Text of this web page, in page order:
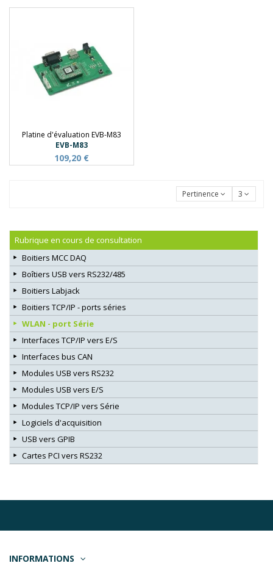
Platine d'évaluation EVB-M83
EVB-M83
109,20 €
Pertinence 3
Rubrique en cours de consultation
Boitiers MCC DAQ
Boîtiers USB vers RS232/485
Boitiers Labjack
Boitiers TCP/IP - ports séries
WLAN - port Série
Interfaces TCP/IP vers E/S
Interfaces bus CAN
Modules USB vers RS232
Modules USB vers E/S
Modules TCP/IP vers Série
Logiciels d'acquisition
USB vers GPIB
Cartes PCI vers RS232
INFORMATIONS